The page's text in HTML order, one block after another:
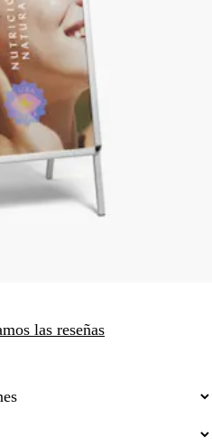
las reseñas